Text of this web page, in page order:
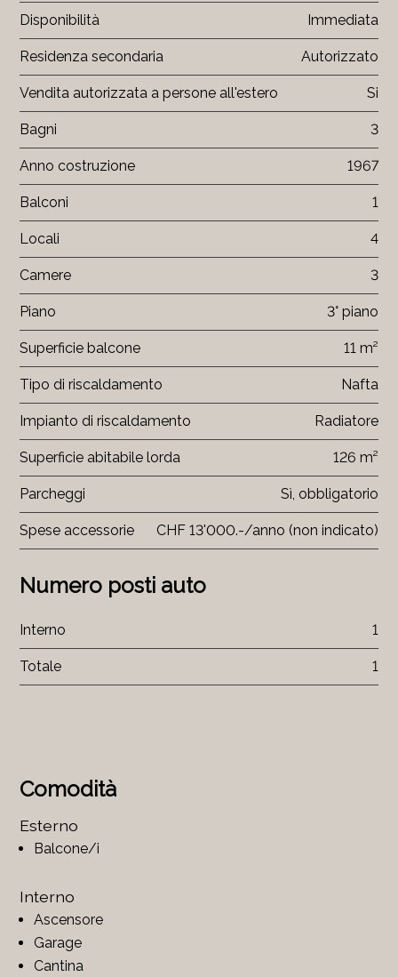
Comodità
Esterno
Balcone/i
Interno
Ascensore
Garage
Cantina
Disponibilità Immediata
Residenza secondaria Autorizzato
Vendita autorizzata a persone all'estero Si
Bagni 3
Anno costruzione 1967
Balconi 1
Locali 4
Camere 3
Piano 3° piano
Superficie balcone 11 m²
Tipo di riscaldamento Nafta
Impianto di riscaldamento Radiatore
Superficie abitabile lorda 126 m²
Parcheggi Sì, obbligatorio
Spese accessorie CHF 13'000.-/anno (non indicato)
Numero posti auto
Interno 1
Totale 1